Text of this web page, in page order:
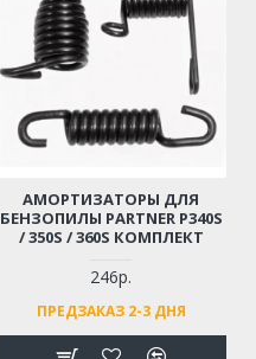
АМОРТИЗАТОРЫ ДЛЯ
БЕНЗОПИЛЫ PARTNER P340S
/ 350S / 360S КОМПЛЕКТ
246р.
ПРЕДЗАКАЗ 2-3 ДНЯ